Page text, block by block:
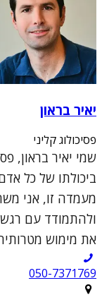
יאיר בראון
פסיכולוג קליני
שמי יאיר בראון,
ביכולתו של כל
מעמדה זו, אני
ולהתמודד עם
את מימוש
050-7371769